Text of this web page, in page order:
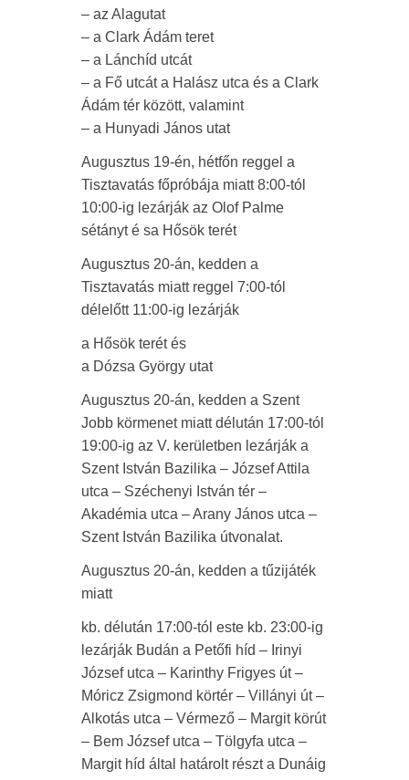
– az Alagutat
– a Clark Ádám teret
– a Lánchíd utcát
– a Fő utcát a Halász utca és a Clark
Ádám tér között, valamint
– a Hunyadi János utat
Augusztus 19-én, hétfőn reggel a
Tisztavatás főpróbája miatt 8:00-tól
10:00-ig lezárják az Olof Palme
sétányt é sa Hősök terét
Augusztus 20-án, kedden a
Tisztavatás miatt reggel 7:00-tól
délelőtt 11:00-ig lezárják
a Hősök terét és
a Dózsa György utat
Augusztus 20-án, kedden a Szent
Jobb körmenet miatt délután 17:00-tól
19:00-ig az V. kerületben lezárják a
Szent István Bazilika – József Attila
utca – Széchenyi István tér –
Akadémia utca – Arany János utca –
Szent István Bazilika útvonalat.
Augusztus 20-án, kedden a tűzijáték
miatt
kb. délután 17:00-tól este kb. 23:00-ig
lezárják Budán a Petőfi híd – Irinyi
József utca – Karinthy Frigyes út –
Móricz Zsigmond körtér – Villányi út –
Alkotás utca – Vérmező – Margit körút
– Bem József utca – Tölgyfa utca –
Margit híd által határolt részt a Dunáig